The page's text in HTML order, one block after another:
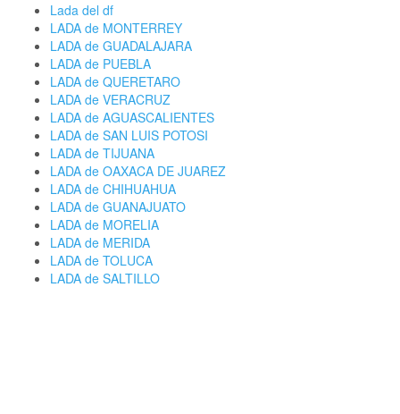
Lada del df
LADA de MONTERREY
LADA de GUADALAJARA
LADA de PUEBLA
LADA de QUERETARO
LADA de VERACRUZ
LADA de AGUASCALIENTES
LADA de SAN LUIS POTOSI
LADA de TIJUANA
LADA de OAXACA DE JUAREZ
LADA de CHIHUAHUA
LADA de GUANAJUATO
LADA de MORELIA
LADA de MERIDA
LADA de TOLUCA
LADA de SALTILLO